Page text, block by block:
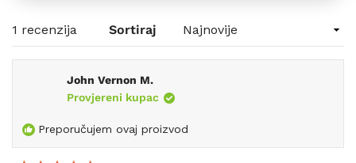
prozoru)
1 recenzija Sortiraj
John Vernon M.
Provjereni kupac
Preporučujem ovaj proizvod
Učitavanje...